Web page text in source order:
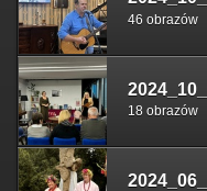
46 obrazów
18 obrazów